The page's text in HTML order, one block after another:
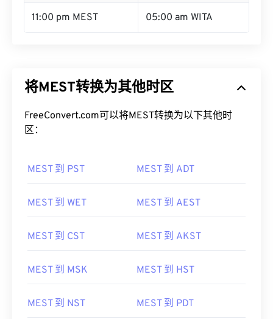
11:00 pm MEST 05:00 am WITA
将MEST转换为其他时区
FreeConvert.com可以将MEST转换为以下其他时
区：
MEST 到 PST MEST 到 ADT
MEST 到 WET MEST 到 AEST
MEST 到 CST MEST 到 AKST
MEST 到 MSK MEST 到 HST
MEST 到 NST MEST 到 PDT